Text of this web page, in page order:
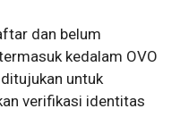
dan belum
kedalam OVO
untuk
verifikasi identitas